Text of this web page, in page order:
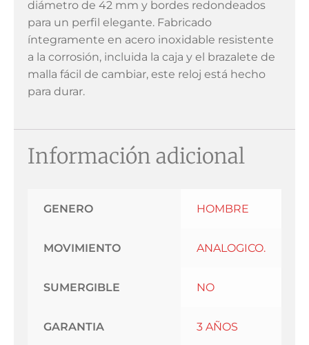
diámetro de 42 mm y bordes redondeados
para un perfil elegante. Fabricado
íntegramente en acero inoxidable resistente
a la corrosión, incluida la caja y el brazalete de
malla fácil de cambiar, este reloj está hecho
para durar.
Información adicional
GENERO HOMBRE
MOVIMIENTO ANALOGICO.
SUMERGIBLE NO
GARANTIA 3 AÑOS